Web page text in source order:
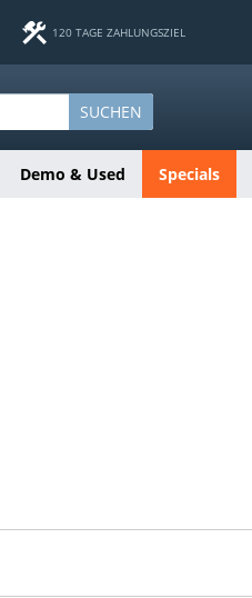
120 TAGE ZAHLUNGSZIEL
SUCHEN
Demo & Used Specials